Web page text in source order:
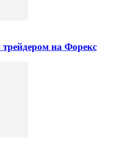
на Форекс